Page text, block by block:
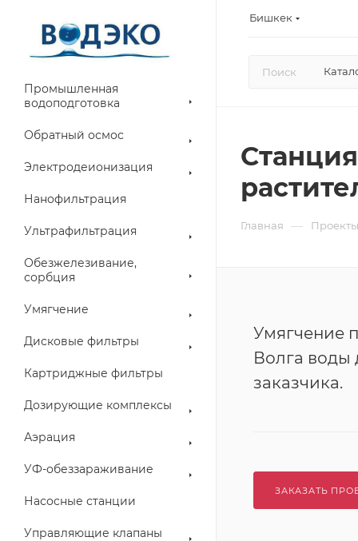
Бишкек
Промышленная
водоподготовка
Обратный осмос
Электродеионизация
Нанофильтрация
Ультрафильтрация
Обезжелезивание,
сорбция
Умягчение
Дисковые фильтры
Картриджные фильтры
Дозирующие комплексы
Аэрация
УФ-обеззараживание
Насосные станции
Управляющие клапаны
Главная — Проекты
Умягчение
Волга воды
заказчика.
ЗАКАЗАТЬ